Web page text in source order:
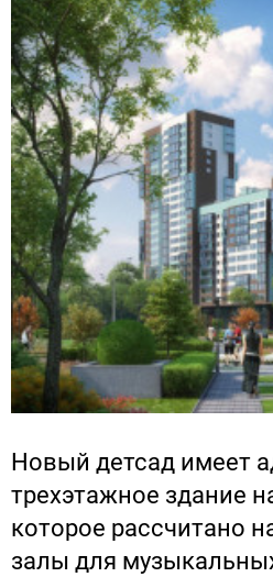
Новый детсад имеет
трехэтажное здание
которое рассчитано
залы для